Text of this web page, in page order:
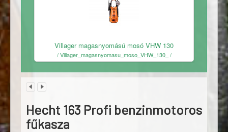
Villager magasnyomású mosó VHW 130
/ Villager_magasnyomasu_moso_VHW_130_ /
Hecht 163 Profi benzinmotoros
fűkasza